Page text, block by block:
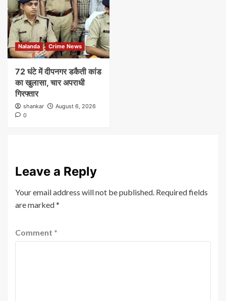
Nalanda Crime News
72 घंटे में दीपनगर डकैती कांड
का खुलासा, चार अपराधी
गिरफ्तार
shankar
August 6, 2026
0
Leave a Reply
Your email address will not be published. Required fields
are marked*
Comment *